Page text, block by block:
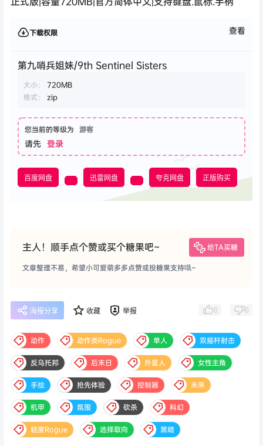
下载权限 查看
第九哨兵姐妹/9th Sentinel Sisters
大小：
720MB
格式：
zip
您当前的等级为 游客
请先 登录
百度网盘 迅雷网盘 夸克网盘 正版购买
主人！顺手点个赞或买个糖果吧~ 给TA买糖
文章整理不易，希望小可爱萌多多点赞或投糖果支持哦~
海报分享 收藏 举报 0 0
动作 动作类Rogue 单人 双摇杆射击
反乌托邦 后末日 外星人 女性主角
手绘 抢先体验 控制器 未来
机甲 氛围 砍杀 科幻
轻度Rogue 选择取向 黑暗